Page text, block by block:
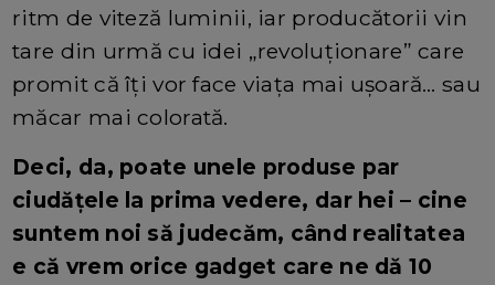
ritm de viteză luminii, iar producătorii vin
tare din urmă cu idei „revoluționare” care
promit că îți vor face viața mai ușoară… sau
măcar mai colorată.
Deci, da, poate unele produse par
ciudățele la prima vedere, dar hei – cine
suntem noi să judecăm, când realitatea
e că vrem orice gadget care ne dă 10